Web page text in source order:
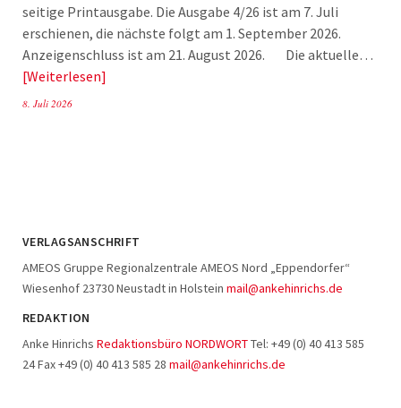
seitige Printausgabe. Die Ausgabe 4/26 ist am 7. Juli
erschienen, die nächste folgt am 1. September 2026.
Anzeigenschluss ist am 21. August 2026. Die aktuelle…
Weiterlesen
8. Juli 2026
VERLAGSANSCHRIFT
AMEOS Gruppe Regionalzentrale AMEOS Nord „Eppendorfer“
Wiesenhof 23730 Neustadt in Holstein mail@ankehinrichs.de
REDAKTION
Anke Hinrichs Redaktionsbüro NORDWORTTel: +49 (0) 40 413 585
24 Fax +49 (0) 40 413 585 28 mail@ankehinrichs.de